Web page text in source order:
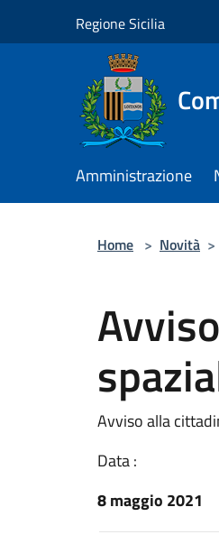
Regione Sicilia
Amministrazione
Home > Novità >
Avviso alla
Data :
8 maggio 2021